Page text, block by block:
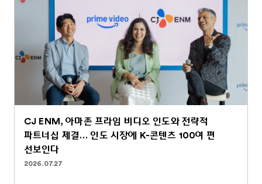
CJ ENM, 아마존 프라임 비디오 인도와 전략적
파트너십 체결… 인도 시장에 K-콘텐츠 100여 편
선보인다
2026.07.27